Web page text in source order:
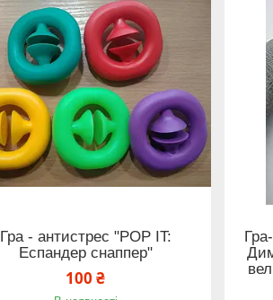
Гра - антистрес "POP IT:
Еспандер снаппер"
100 ₴